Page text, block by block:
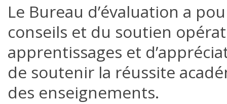
Le Bureau d’évaluation a
conseils et du soutien
apprentissages et
de soutenir la réussite
des enseignements.